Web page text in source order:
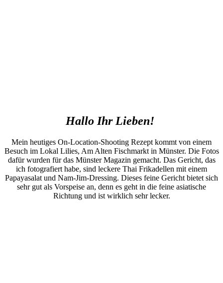
Hallo Ihr Lieben!
Mein heutiges On-Location-Shooting Rezept kommt von einem
Besuch im Lokal Lilies, Am Alten Fischmarkt in Münster. Die Fotos
dafür wurden für das Münster Magazin gemacht. Das Gericht, das
ich fotografiert habe, sind leckere Thai Frikadellen mit einem
Papayasalat und Nam-Jim-Dressing. Dieses feine Gericht bietet sich
sehr gut als Vorspeise an, denn es geht in die feine asiatische
Richtung und ist wirklich sehr lecker.